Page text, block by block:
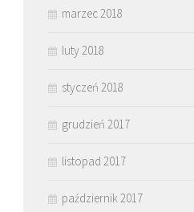
marzec 2018
luty 2018
styczeń 2018
grudzień 2017
listopad 2017
październik 2017